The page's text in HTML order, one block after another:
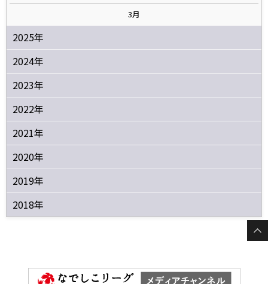
3月
2025年
2024年
2023年
2022年
2021年
2020年
2019年
2018年